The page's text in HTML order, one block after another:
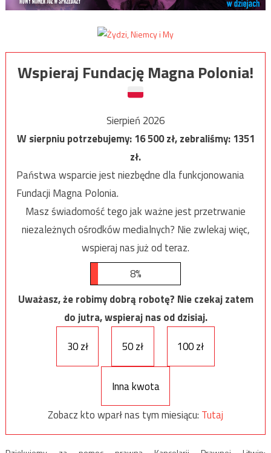
Wspieraj Fundację Magna Polonia!
Sierpień 2026
W sierpniu potrzebujemy:16 500zł, zebraliśmy:1351
zł.
Państwa wsparcie jest niezbędne dla funkcjonowania
Fundacji Magna Polonia.
Masz świadomość tego jak ważne jest przetrwanie
niezależnych ośrodków medialnych? Nie zwlekaj więc,
wspieraj nas już od teraz.
8%
Uważasz, że robimy dobrą robotę? Nie czekaj zatem
do jutra, wspieraj nas od dzisiaj.
30 zł
50 zł 100 zł
Inna kwota
Zobacz kto wparł nas tym miesiącu: Tutaj